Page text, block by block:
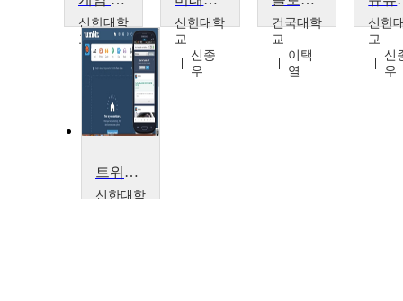
신한대학
교
신종
우
신한대학
교
신종
우
건국대학
교
이택
열
신한
교
신
우
트위터와 블로그 중간인 SNS 텀블러(tumblr) 활용법
신한대학